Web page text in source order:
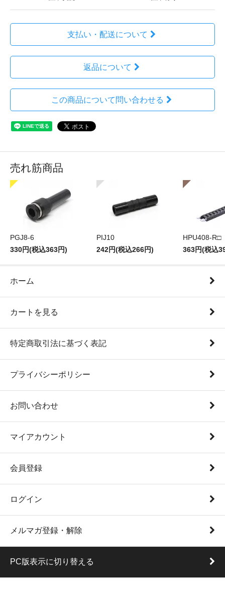
支払い・配送について
返品について
この商品について問い合わせる
売れ筋商品
PGJ8-6
330円(税込363円)
PIJ10
242円(税込266円)
HPU408-R□
363円(税込
ホーム
カートを見る
特定商取引法に基づく表記
プライバシーポリシー
お問い合わせ
マイアカウント
会員登録
ログイン
メルマガ登録・解除
PC版表示に切り替える